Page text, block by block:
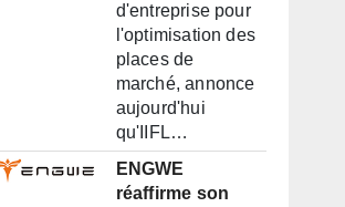
d'entreprise pour
l'optimisation des
places de
marché, annonce
aujourd'hui
qu'IIFL…
ENGWE
réaffirme son